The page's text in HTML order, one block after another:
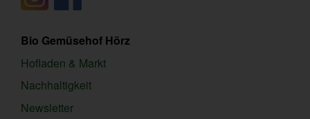
Bio Gemüsehof Hörz
Hofladen & Markt
Nachhaltigkeit
Newsletter